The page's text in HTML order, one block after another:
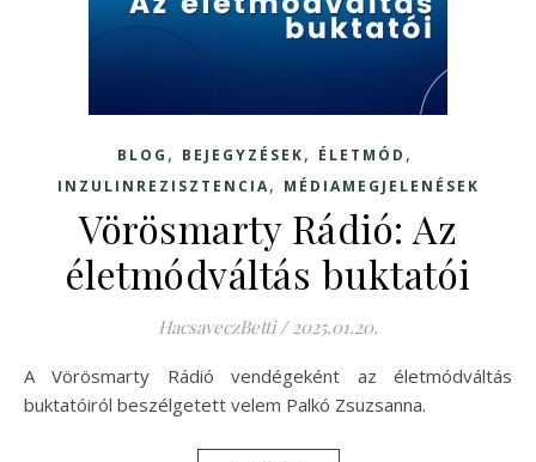
BLOG , BEJEGYZÉSEK, ÉLETMÓD ,
INZULINREZISZTENCIA, MÉDIAMEGJELENÉSEK
Vörösmarty Rádió: Az
életmódváltás buktatói
HacsaveczBetti / 2025.01.20.
A Vörösmarty Rádió vendégeként az életmódváltás
buktatóiról beszélgetett velem Palkó Zsuzsanna.